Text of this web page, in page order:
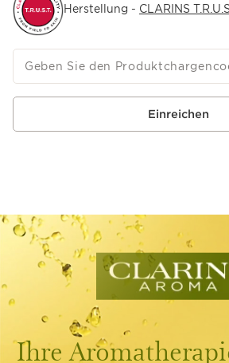
Herstellung - CLARINS
Geben Sie den
Einreichen
Ihre